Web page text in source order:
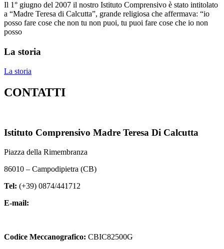
Il 1° giugno del 2007 il nostro Istituto Comprensivo è stato intitolato
a “Madre Teresa di Calcutta”, grande religiosa che affermava: “io
posso fare cose che non tu non puoi, tu puoi fare cose che io non
posso
La storia
La storia
CONTATTI
Istituto Comprensivo Madre Teresa Di Calcutta
Piazza della Rimembranza
86010 – Campodipietra (CB)
Tel: (+39) 0874/441712
E-mail:
Codice Meccanografico: CBIC82500G